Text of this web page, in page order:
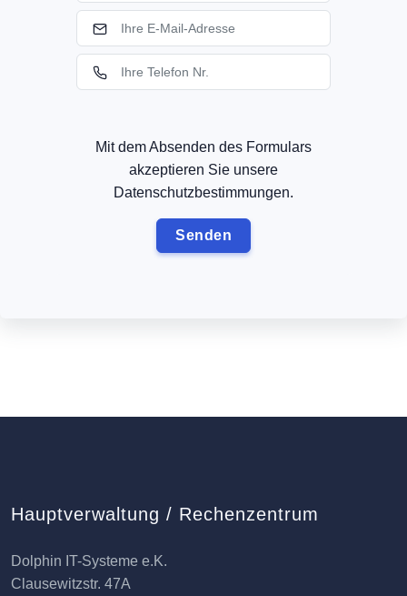
Mit dem Absenden des Formulars
akzeptieren Sie unsere
Datenschutzbestimmungen.
Hauptverwaltung / Rechenzentrum
Dolphin IT-Systeme e.K.
Clausewitzstr. 47A